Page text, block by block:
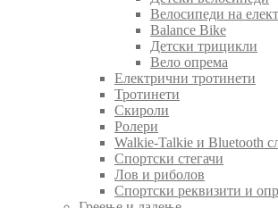
Велосипеди на
Balance Bike
Детски трицикли
Вело опрема
Електрични тротинети
Тротинети
Скироли
Ролери
Walkie-Talkie и Bluetooth
Спортски стегачи
Лов и риболов
Спортски реквизити и